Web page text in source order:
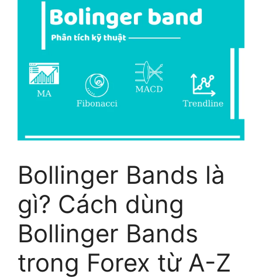
Bollinger Bands là
gì? Cách dùng
Bollinger Bands
trong Forex từ A-Z